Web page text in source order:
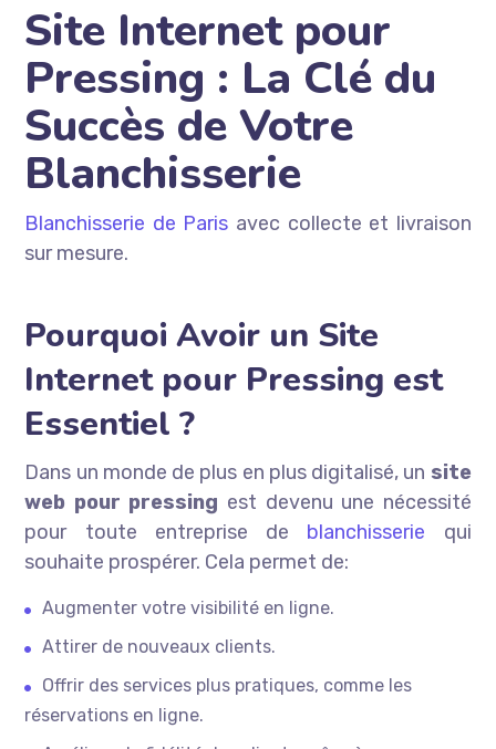
Site Internet pour
Pressing : La Clé du
Succès de Votre
Blanchisserie
Blanchisserie de Paris avec collecte et livraison
sur mesure.
Pourquoi Avoir un Site
Internet pour Pressing est
Essentiel ?
Dans un monde de plus en plus digitalisé, un site
web pour pressing est devenu une nécessité
pour toute entreprise de blanchisserie qui
souhaite prospérer. Cela permet de:
Augmenter votre visibilité en ligne.
Attirer de nouveaux clients.
Offrir des services plus pratiques, comme les
réservations en ligne.